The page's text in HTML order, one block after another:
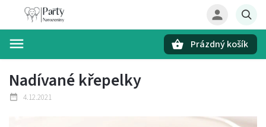
Prázdný košík
Nadívané křepelky
4.12.2021